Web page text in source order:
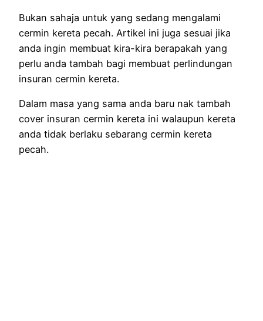
Bukan sahaja untuk yang sedang mengalami
cermin kereta pecah. Artikel ini juga sesuai jika
anda ingin membuat kira-kira berapakah yang
perlu anda tambah bagi membuat perlindungan
insuran cermin kereta.
Dalam masa yang sama anda baru nak tambah
cover insuran cermin kereta ini walaupun kereta
anda tidak berlaku sebarang cermin kereta
pecah.